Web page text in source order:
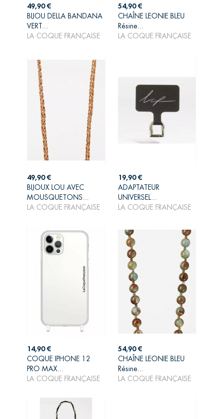
Prix
49,90 €
BIJOU DELLA BANDANA
VERT...
LA COQUE FRANÇAISE
AJOUTER AU
Prix
54,90 €
CHAÎNE LEONIE BLEU
Résine...
LA COQUE FRANÇAISE
AJOUTER AU
Prix
49,90 €
BIJOUX LOU AVEC
MOUSQUETONS...
LA COQUE FRANÇAISE
AJOUTER AU
PANIER
Prix
19,90 €
ADAPTATEUR
UNIVERSEL...
LA COQUE FRANÇAISE
AJOUTER AU
PANIER
Prix
14,90 €
COQUE IPHONE 12
PRO MAX...
LA COQUE FRANÇAISE
AJOUTER AU
PANIER
Prix
54,90 €
CHAÎNE LEONIE BLEU
Résine...
LA COQUE FRANÇAISE
AJOUTER AU